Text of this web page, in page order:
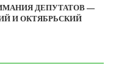
ДЕПУТАТОВ —
И ОКТЯБРЬСКИЙ